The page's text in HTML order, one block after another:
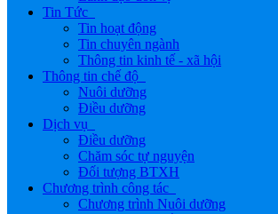
Tin Tức
Tin hoạt động
Tin chuyên ngành
Thông tin kinh tế - xã hội
Thông tin chế độ
Nuôi dưỡng
Điều dưỡng
Dịch vụ
Điều dưỡng
Chăm sóc tự nguyện
Đối tượng BTXH
Chương trình công tác
Chương trình Nuôi dưỡng